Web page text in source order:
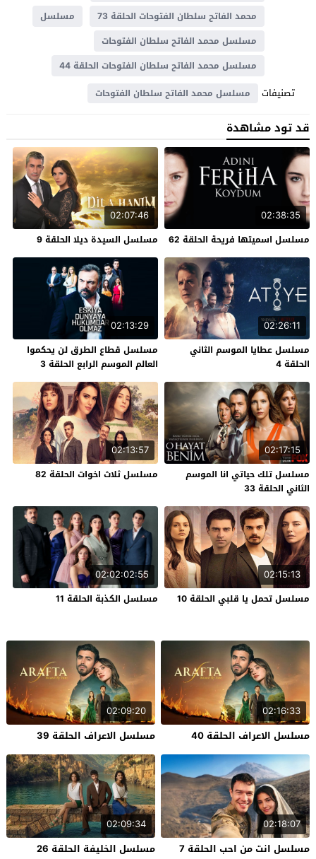
محمد الفاتح سلطان الفتوحات الحلقة 73
مسلسل
مسلسل محمد الفاتح سلطان الفتوحات
مسلسل محمد الفاتح سلطان الفتوحات الحلقة 44
تصنيفات مسلسل محمد الفاتح سلطان الفتوحات
قد تود مشاهدة
02:38:35
مسلسل اسميتها فريحة الحلقة 62
02:07:46
مسلسل السيدة ديلا الحلقة 9
02:26:11
مسلسل عطايا الموسم الثاني
الحلقة 4
02:13:29
مسلسل قطاع الطرق لن يحكموا
العالم الموسم الرابع الحلقة 3
02:17:15
مسلسل تلك حياتي انا الموسم
الثاني الحلقة 33
02:13:57
مسلسل ثلاث اخوات الحلقة 82
02:15:13
مسلسل تحمل يا قلبي الحلقة 10
02:02:02:55
مسلسل الكذبة الحلقة 11
02:16:33
مسلسل الاعراف الحلقة 40
02:09:20
مسلسل الاعراف الحلقة 39
02:18:07
مسلسل انت من احب الحلقة 7
02:09:34
مسلسل الخليفة الحلقة 26